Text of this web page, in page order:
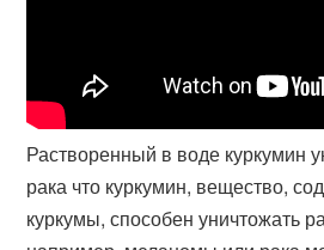
Растворенный в воде куркумин
рака что куркумин, вещество,
куркумы, способен уничтожать